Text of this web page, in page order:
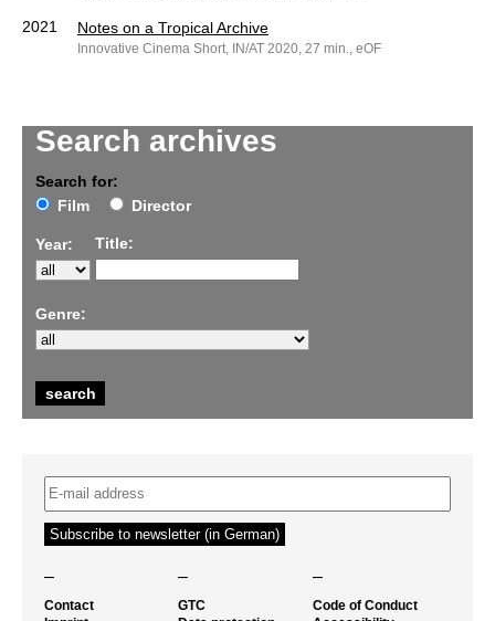
Search archives
Search for:
Film
Director
Year: Title:
Genre:
2021 Notes on a Tropical Archive
Innovative Cinema Short, IN/AT 2020, 27 min., eOF
– – –
Contact
GTC
Code of Conduct